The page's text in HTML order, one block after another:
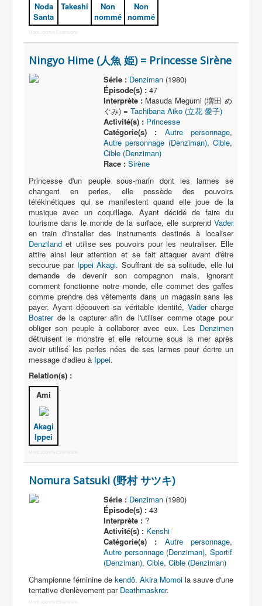
Noda
Santa
Takeshi
Non
nommé
Non
nommé
More Joomla Extensions
Ningyo Hime (人魚 姫) = Princesse Sirène
Série : Denziman(1980)
Épisode(s) :47
Interprète : Masuda Megumi (増田 め
ぐみ) = Tachibana Aiko (立花 愛子)
Activité(s) : Princesse
Catégorie(s) :
Autre personnage,
Autre personnage (Denziman), Cible,
Cible (Denziman)
Race : Sirène
Princesse d'un peuple sous-marin dont les larmes se
changent en perles, elle possède des pouvoirs
télékinétiques qui se manifestent quand elle joue de la
musique avec un coquillage. Ayant décidé de faire du
tourisme dans le monde de la surface, elle surprend Vader
en train d'installer des instruments destinés à localiser
Denziland et utilise ses pouvoirs pour les neutraliser. Elle
attire ainsi leur attention et se fait attaquer avant d'être
secourue par Ippei Akagi. Souffrant de sa solitude, elle lui
demande de devenir son compagnon mais, ignorant
comment fonctionne notre monde, elle commet des gaffes
comme prendre des vêtements dans un magasin sans les
payer. Ayant découvert sa véritable identité, Vadercharge
Boatrerde la capturer afin de l'utiliser comme otage pour
obliger son peuple à collaborer avec eux. Les Denzimen
détruisent le monstre et elle retourne sous la mer après
avoir utilisé les perles nées de ses larmes pour écrire un
message d'adieu à Ippei.
Relation(s) :
Ami
Akagi
Ippei
More Joomla Extensions
Nomura Satsuki (野村 サツキ)
Série : Denziman(1980)
Épisode(s) :43
Interprète :?
Activité(s) : Kenshi
Catégorie(s) :
Autre personnage,
Autre personnage (Denziman), Sportif
(Denziman), Cible, Cible (Denziman)
Championne féminine de kendô. Akira Momoi la sauve d'une
tentative d'enlèvement par Deathmaskrer.
More Joomla Extensions